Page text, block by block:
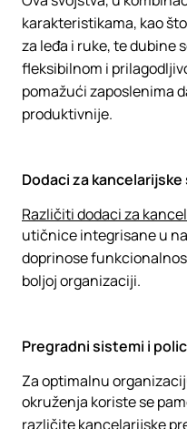
karakteristikama, kao
za leđa i ruke, te dubine
fleksibilnom i
pomažući zaposlenima
produktivnije.
Dodaci za
Različiti dodaci za
utičnice integrisane u
doprinose
boljoj organizaciji.
Pregradni sistemi i
Za optimalnu
okruženja koriste se
različite kancelarijske